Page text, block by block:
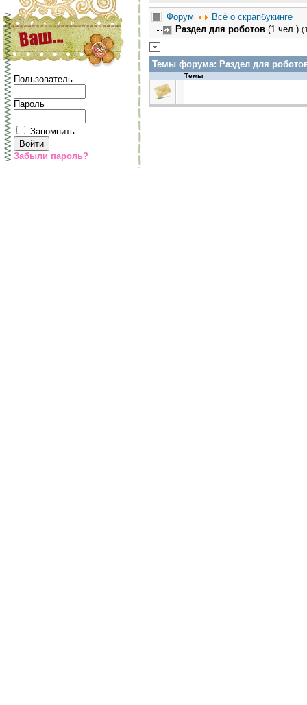
Пользователь
Пароль
Запомнить
Забыли пароль?
Форум
Всё о скрапбукинге
Раздел для роботов (1 чел.)
Темы форума: Раздел для
Темы